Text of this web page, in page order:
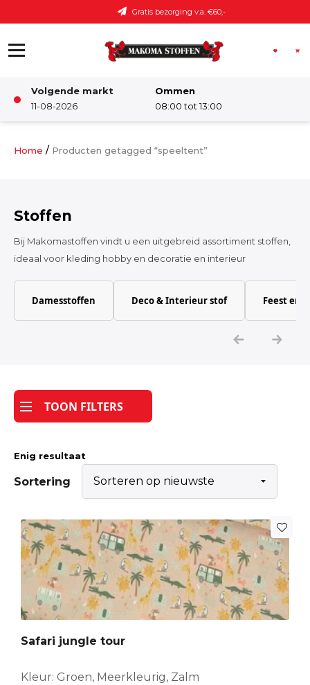
Gratis bezorging v.a. €60,-
Volgende markt
11-08-2026
Ommen
08:00 tot 13:00
Damesstoffen
Katoen
Tijdpakker stof
Home / Producten getagged “speeltent”
Stoffen
Bij Makomastoffen vindt u een uitgebreid assortiment stoffen,
ideaal voor kleding hobby en decoratie en interieur
Damesstoffen Deco & Interieur stof Feest en
TOON FILTERS
Enig resultaat
Sortering
Safari jungle tour
Kleur: Groen, Meerkleurig, Zalm